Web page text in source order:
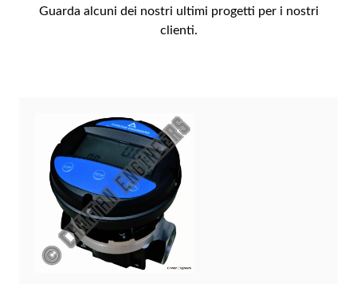
Guarda alcuni dei nostri ultimi progetti per i nostri
clienti.